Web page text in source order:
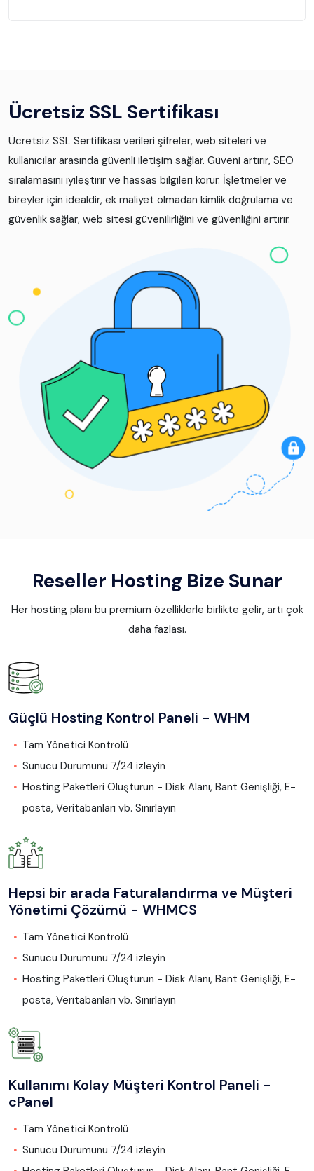
Ücretsiz SSL Sertifikası
Ücretsiz SSL Sertifikası verileri şifreler, web siteleri ve
kullanıcılar arasında güvenli iletişim sağlar. Güveni artırır, SEO
sıralamasını iyileştirir ve hassas bilgileri korur. İşletmeler ve
bireyler için idealdir, ek maliyet olmadan kimlik doğrulama ve
güvenlik sağlar, web sitesi güvenilirliğini ve güvenliğini artırır.
Reseller Hosting Bize Sunar
Her hosting planı bu premium özelliklerle birlikte gelir, artı çok
daha fazlası.
Güçlü Hosting Kontrol Paneli - WHM
Tam Yönetici Kontrolü
Sunucu Durumunu 7/24 izleyin
Hosting Paketleri Oluşturun - Disk Alanı, Bant Genişliği, E-
posta, Veritabanları vb. Sınırlayın
Hepsi bir arada Faturalandırma ve Müşteri
Yönetimi Çözümü - WHMCS
Tam Yönetici Kontrolü
Sunucu Durumunu 7/24 izleyin
Hosting Paketleri Oluşturun - Disk Alanı, Bant Genişliği, E-
posta, Veritabanları vb. Sınırlayın
Kullanımı Kolay Müşteri Kontrol Paneli -
cPanel
Tam Yönetici Kontrolü
Sunucu Durumunu 7/24 izleyin